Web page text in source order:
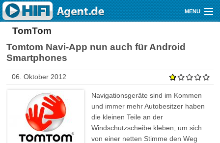
Direkt zum Inhalt
MENU
Gutscheine
Audio
Video
TomTom
Tomtom Navi-App nun auch für Android
Smartphones
06. Oktober 2012
Navigationsgeräte sind im Kommen
und immer mehr Autobesitzer haben
die kleinen Teile an der
Windschutzscheibe kleben, um sich
von einer netten Stimme den Weg